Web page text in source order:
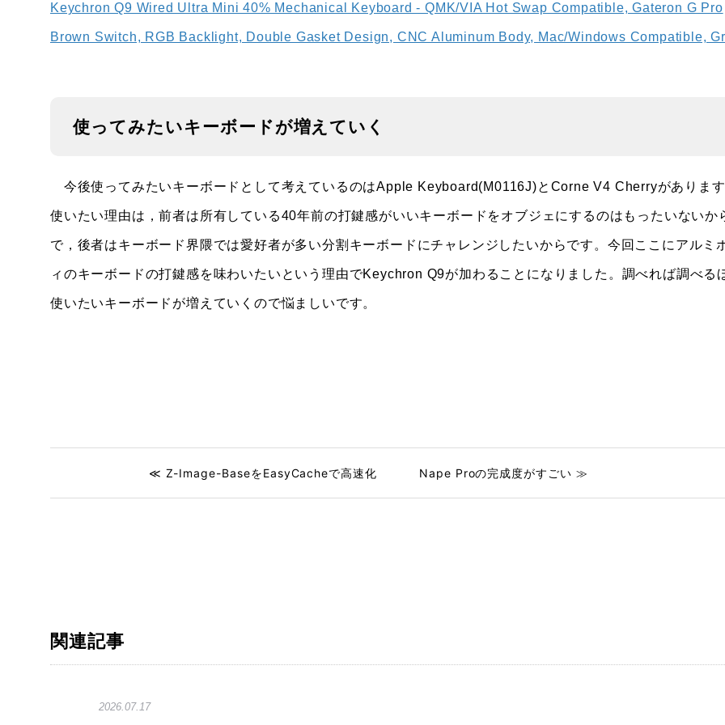
Keychron Q9 Wired Ultra Mini 40% Mechanical Keyboard - QMK/VIA Hot Swap Compatible, Gateron G Pro
Brown Switch, RGB Backlight, Double Gasket Design, CNC Aluminum Body, Mac/Windows Compatible,
使ってみたいキーボードが増えていく
今後使ってみたいキーボードとして考えているのはApple Keyboard(M0116J)とCorne V4 Cherryがあります
使いたい理由は，前者は所有している40年前の打鍵感がいいキーボードをオブジェにするのはもったいないか
で，後者はキーボード界隈では愛好者が多い分割キーボードにチャレンジしたいからです。今回ここにアルミ
ィのキーボードの打鍵感を味わいたいという理由でKeychron Q9が加わることになりました。調べれば調べる
使いたいキーボードが増えていくので悩ましいです。
≪ Z-Image-BaseをEasyCacheで高速化 Nape Proの完成度がすごい ≫
関連記事
2026.07.17